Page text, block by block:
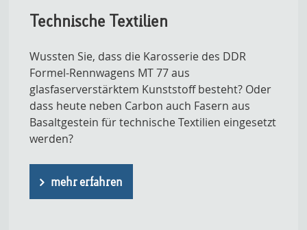
Technische Textilien
Wussten Sie, dass die Karosserie des DDR
Formel-Rennwagens MT 77 aus
glasfaserverstärktem Kunststoff besteht? Oder
dass heute neben Carbon auch Fasern aus
Basaltgestein für technische Textilien eingesetzt
werden?
mehr erfahren